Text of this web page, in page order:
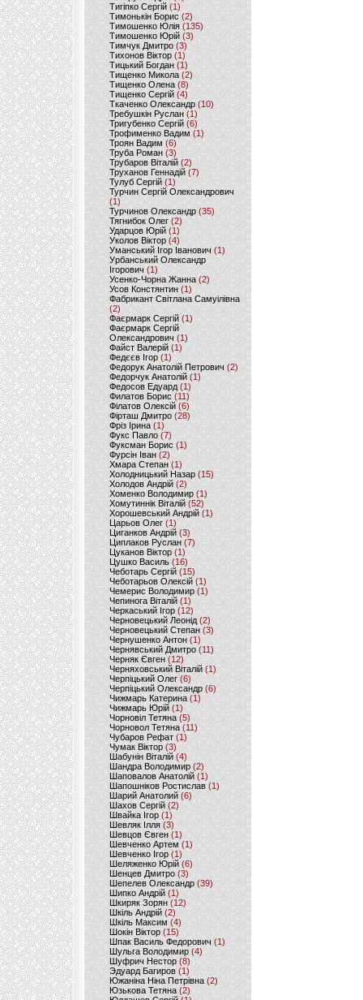
Тигіпко Сергій(1)
Тимонькін Борис (2)
Тимошенко Юлія (135)
Тимошенко Юрій(3)
Тимчук Дмитро (3)
Тихонов Віктор (1)
Тицький Богдан (1)
Тищенко Микола (2)
Тищенко Олена (8)
Тищенко Сергій (4)
Ткаченко Олександр (10)
Требушкін Руслан (1)
Тригубенко Сергій(6)
Трофименко Вадим (1)
Троян Вадим (6)
Труба Роман(3)
Трубаров Віталій (2)
Труханов Геннадій (7)
Тулуб Сергій(1)
Турчин Сергій Олександрович
(1)
Турчинов Олександр(35)
Тягнибок Олег (2)
Ударцов Юрій (1)
Уколов Віктор(4)
Уманський Ігор Іванович(1)
Урбанський Олександр
Ігорович (1)
Усенко-Чорна Жанна (2)
Усов Констянтин(1)
Фабрикант Світлана Самуілівна
(2)
Фаєрмарк Сергій(1)
Фаєрмарк Сергій
Олександрович (1)
Файст Валерій(1)
Федєєв Ігор (1)
Федорук Анатолій Петрович (2)
Федорчук Анатолій (1)
Федосов Едуард (1)
Филатов Борис (11)
Філатов Олексій (6)
Фірташ Дмитро (28)
Фріз Ірина (1)
Фукс Павло (7)
Фуксман Борис (1)
Фурсін Іван (2)
Хмара Степан(1)
Холодницький Назар(15)
Холодов Андрій (2)
Хоменко Володимир (1)
Хомутиннік Віталій (52)
Хорошевський Андрій (1)
Царьов Олег (1)
Циганков Андрій (3)
Циплаков Руслан(7)
Цуканов Віктор (1)
Цушко Василь (16)
Чеботарь Сергій (15)
Чеботарьов Олексій (1)
Чемерис Володимир (1)
Чепинога Віталій (1)
Черкаський Ігор (12)
Черновецький Леонід(2)
Черновецький Степан (3)
Чернушенко Антон (1)
Чернявський Дмитро(11)
Черняк Євген(12)
Черняховський Віталій (1)
Черпіцький Олег (6)
Черпіцький Олександр (6)
Чижмарь Катерина (1)
Чижмарь Юрій (1)
Чорновіл Тетяна (5)
Чорновол Тетяна (11)
Чубаров Рефат (1)
Чумак Віктор(3)
Шабунін Віталій (4)
Шандра Володимир (2)
Шаповалов Анатолій(1)
Шапошніков Ростислав(1)
Шарий Анатолий(6)
Шахов Сергій(2)
Швайка Ігор (1)
Шевляк Ілля (3)
Шевцов Євген (1)
Шевченко Артем(1)
Шевченко Ігор(1)
Шеляженко Юрій (6)
Шенцев Дмитро (3)
Шепелев Олександр (39)
Шипко Андрій(1)
Шкиряк Зорян(12)
Шкіль Андрій(2)
Шкіль Максим (4)
Шокін Віктор (15)
Шпак Василь Федорович (1)
Шульга Володимир (4)
Шуфрич Нестор(8)
Эдуард Багиров (1)
Южаніна Ніна Петрівна (2)
Юзькова Тетяна(2)